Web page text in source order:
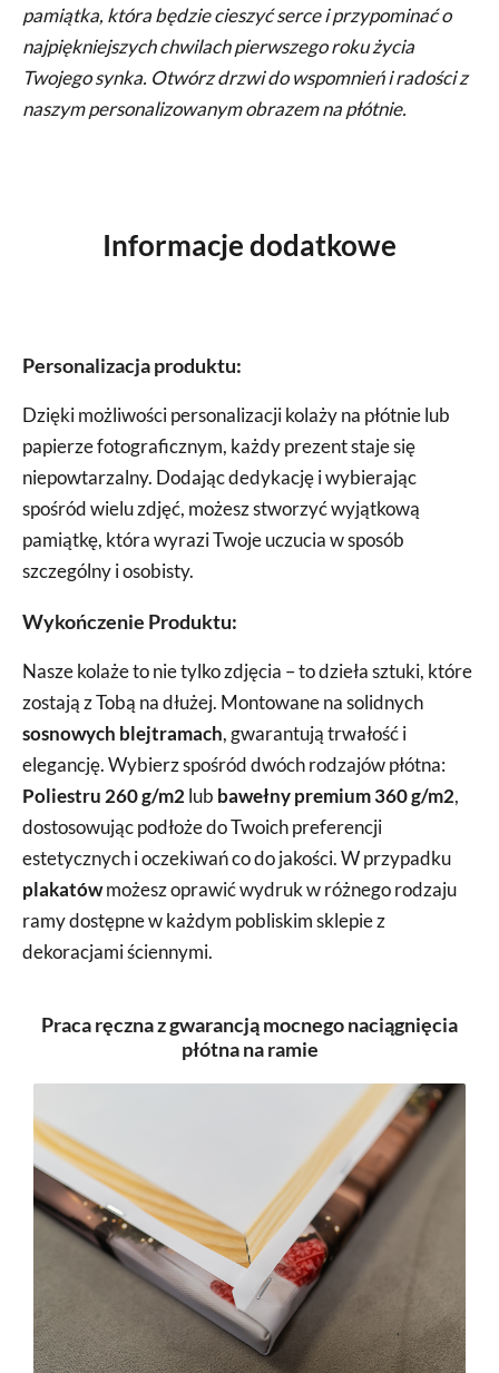
pamiątka, która będzie cieszyć serce i przypominać o
najpiękniejszych chwilach pierwszego roku życia
Twojego synka. Otwórz drzwi do wspomnień i radości z
naszym personalizowanym obrazem na płótnie.
Informacje dodatkowe
Personalizacja produktu:
Dzięki możliwości personalizacji kolaży na płótnie lub
papierze fotograficznym, każdy prezent staje się
niepowtarzalny. Dodając dedykację i wybierając
spośród wielu zdjęć, możesz stworzyć wyjątkową
pamiątkę, która wyrazi Twoje uczucia w sposób
szczególny i osobisty.
Wykończenie Produktu:
Nasze kolaże to nie tylko zdjęcia – to dzieła sztuki, które
zostają z Tobą na dłużej. Montowane na solidnych
sosnowych blejtramach, gwarantują trwałość i
elegancję. Wybierz spośród dwóch rodzajów płótna:
Poliestru 260 g/m2lub bawełny premium 360 g/m2,
dostosowując podłoże do Twoich preferencji
estetycznych i oczekiwań co do jakości. W przypadku
plakatówmożesz oprawić wydruk w różnego rodzaju
ramy dostępne w każdym pobliskim sklepie z
dekoracjami ściennymi.
Praca ręczna z gwarancją mocnego naciągnięcia
płótna na ramie